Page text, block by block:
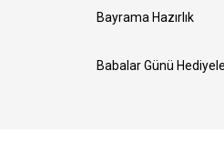
Bayrama Hazırlık
Babalar Günü